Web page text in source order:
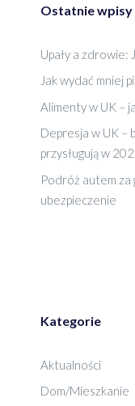
Ostatnie wpisy
Upały a zdrowie:
Jak wydać mniej
Alimenty w UK –
Depresja w UK –
przysługują w
Podróż autem za
ubezpieczenie
Kategorie
Aktualności
Dom/Mieszkanie